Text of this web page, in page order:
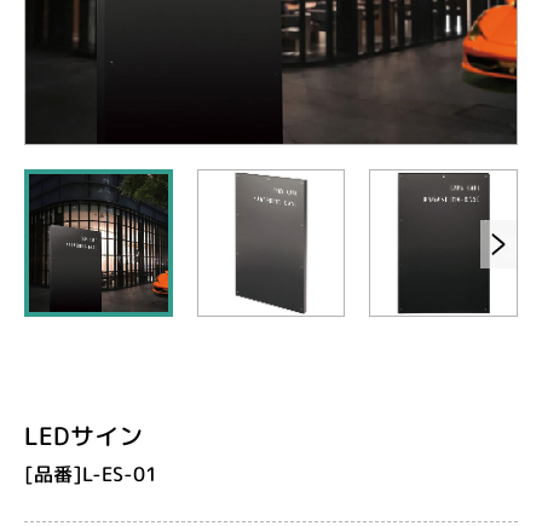
LEDサイン
[品番]L-ES-01